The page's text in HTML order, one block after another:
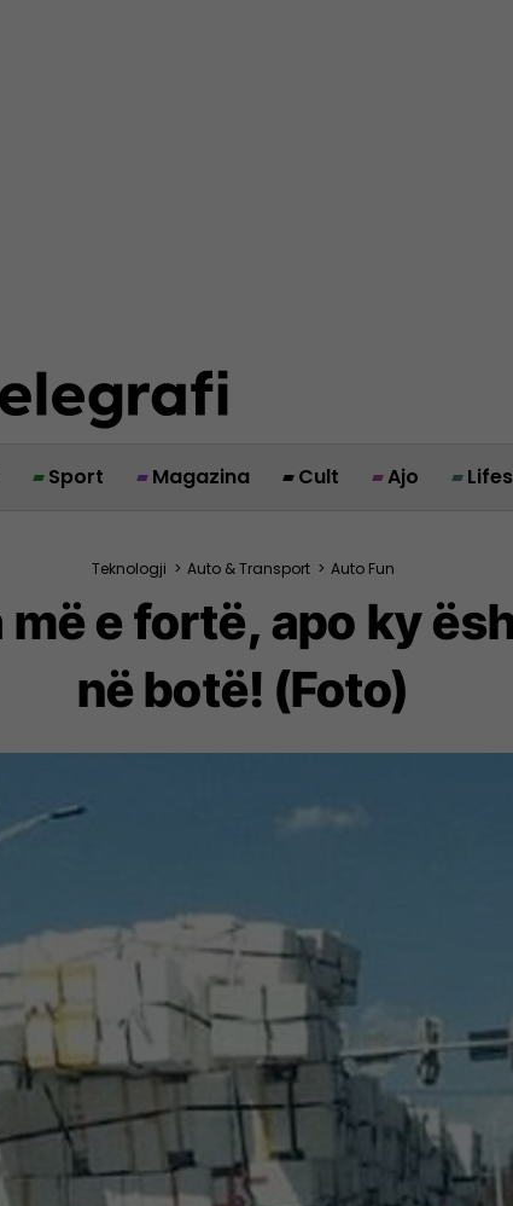
Sport Magazina Cult Ajo
Teknologji > Auto & Transport > Auto Fun
e fortë, apo ky
në botë! (Foto)